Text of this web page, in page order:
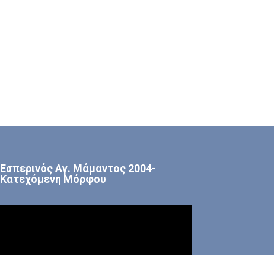
Εσπερινός Αγ. Μάμαντος 2004-
Κατεχόμενη Μόρφου